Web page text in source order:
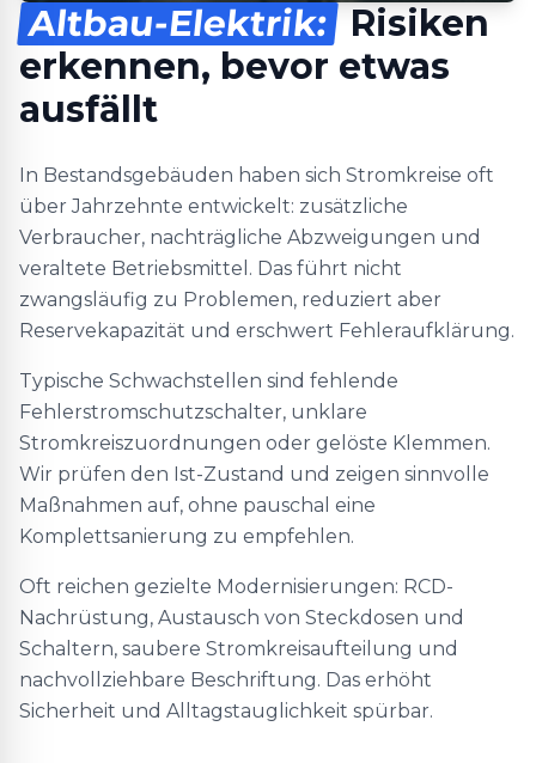
Altbau-Elektrik: Risiken
erkennen, bevor etwas
ausfällt
In Bestandsgebäuden haben sich Stromkreise oft
über Jahrzehnte entwickelt: zusätzliche
Verbraucher, nachträgliche Abzweigungen und
veraltete Betriebsmittel. Das führt nicht
zwangsläufig zu Problemen, reduziert aber
Reservekapazität und erschwert Fehleraufklärung.
Typische Schwachstellen sind fehlende
Fehlerstromschutzschalter, unklare
Stromkreiszuordnungen oder gelöste Klemmen.
Wir prüfen den Ist-Zustand und zeigen sinnvolle
Maßnahmen auf, ohne pauschal eine
Komplettsanierung zu empfehlen.
Oft reichen gezielte Modernisierungen: RCD-
Nachrüstung, Austausch von Steckdosen und
Schaltern, saubere Stromkreisaufteilung und
nachvollziehbare Beschriftung. Das erhöht
Sicherheit und Alltagstauglichkeit spürbar.